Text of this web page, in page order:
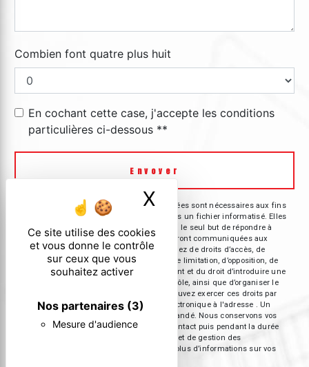
Ce site utilise des cookies
et vous donne le contrôle
sur ceux que vous
souhaitez activer
Nos partenaires (3)
Mesure d'audience
X Masquer le
Combien font quatre plus huit
En cochant cette case, j'accepte les conditions
particulières ci-dessous **
Envoyer
Envoyer
** Les données personnelles communiquées sont nécessaires aux fins
de vous contacter et sont enregistrées dans un fichier informatisé. Elles
sont destinées à et ses sous-traitants dans le seul but de répondre à
votre message. Les données collectées seront communiquées aux
seuls destinataires suivants: . Vous disposez de droits d’accès, de
rectification, d’effacement, de portabilité, de limitation, d’opposition, de
retrait de votre consentement à tout moment et du droit d’introduire une
réclamation auprès d’une autorité de contrôle, ainsi que d’organiser le
sort de vos données post-mortem. Vous pouvez exercer ces droits par
voie postale à l'adresse ou par courrier électronique à l'adresse . Un
justificatif d'identité pourra vous être demandé. Nous conservons vos
données pendant la période de prise de contact puis pendant la durée
de prescription légale aux fins probatoires et de gestion des
contentieux. Consultez le site cnil.fr pour plus d’informations sur vos